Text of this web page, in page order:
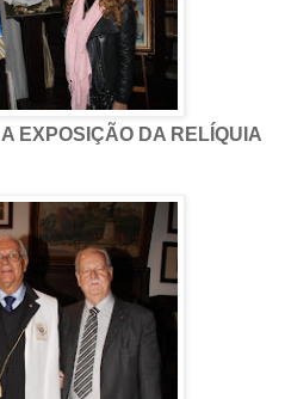
EXPOSIÇÃO DA RELÍQUIA